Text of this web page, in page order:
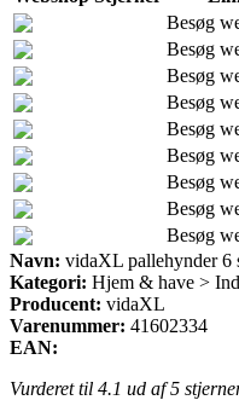
Besøg
Besøg
Besøg
Besøg
Besøg
Besøg
Besøg
Besøg
Besøg
Navn: vidaXL pallehynder 6
Kategori: Hjem & have >
Producent: vidaXL
Varenummer: 41602334
EAN:
Vurderet til 4.1 ud af 5